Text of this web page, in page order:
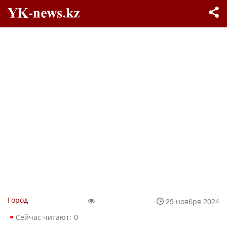
Город
29 ноября 2024
Сейчас читают: 0